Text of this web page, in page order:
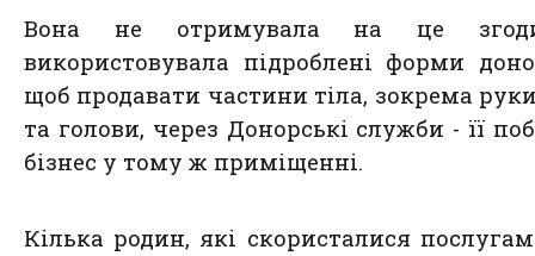
Вона не отримувала на це
використовувала підроблені форми
щоб продавати частини тіла, зокрема
та голови, через Донорські служби - її
бізнес у тому ж приміщенні.
Кілька родин, які скористалися